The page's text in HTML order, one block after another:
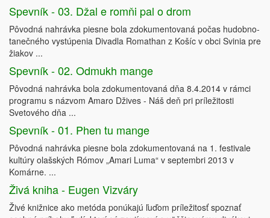
Spevník - 03. Džal e romňi pal o drom
Pôvodná nahrávka piesne bola zdokumentovaná počas hudobno-
tanečného vystúpenia Divadla Romathan z Košíc v obci Svinia pre
žiakov ...
Spevník - 02. Odmukh mange
Pôvodná nahrávka bola zdokumentovaná dňa 8.4.2014 v rámci
programu s názvom Amaro Džives - Náš deň pri príležitosti
Svetového dňa ...
Spevník - 01. Phen tu mange
Pôvodná nahrávka piesne bola zdokumentovaná na 1. festivale
kultúry olašských Rómov „Amari Luma“ v septembri 2013 v
Komárne. ...
Živá kniha - Eugen Vizváry
Živé knižnice ako metóda ponúkajú ľuďom príležitosť spoznať